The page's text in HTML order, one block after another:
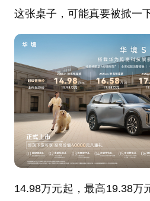
这张桌子，可能真要被掀一下
14.98万元起，最高19.38万